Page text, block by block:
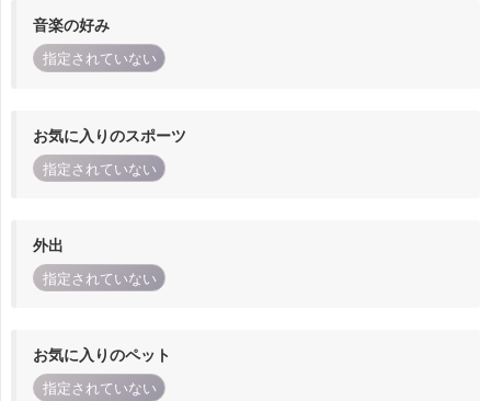
音楽の好み
指定されていない
お気に入りのスポーツ
指定されていない
外出
指定されていない
お気に入りのペット
指定されていない